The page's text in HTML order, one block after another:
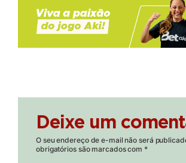
Deixe um
O seu endereço de e-mail não será
obrigatórios são marcados com *